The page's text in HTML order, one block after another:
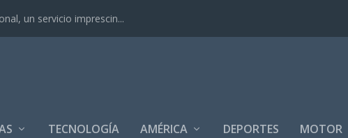
un servicio imprescin...
TECNOLOGÍA AMÉRICA DEPORTES MOTOR